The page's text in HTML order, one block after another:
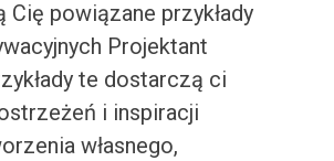
Cię powiązane przykłady
Projektant
te dostarczą ci
i inspiracji
własnego,